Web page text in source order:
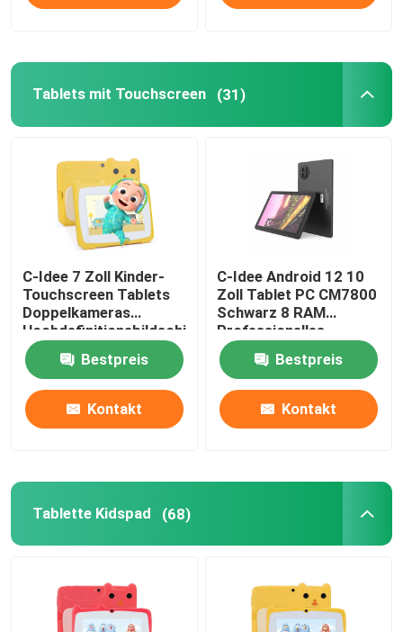
Universal-Tablettenhülle
Tablets mit Touchscreen (31)
C-Idee 7 Zoll Kinder-
Touchscreen Tablets
Doppelkameras
Hochdefinitionsbildschirm
2+32G Gelb
Bestpreis
Kontakt
C-Idee Android 12 10
Zoll Tablet PC CM7800
Schwarz 8 RAM
Professionelles
Lesegrad Tablet PC mit
Stylus CM7800
Bestpreis
Kontakt
Tablette Kidspad (68)